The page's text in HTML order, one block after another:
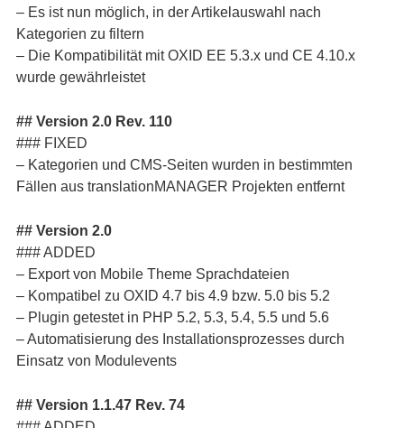
– Es ist nun möglich, in der Artikelauswahl nach
Kategorien zu filtern
– Die Kompatibilität mit OXID EE 5.3.x und CE 4.10.x
wurde gewährleistet
## Version 2.0 Rev. 110
### FIXED
– Kategorien und CMS-Seiten wurden in bestimmten
Fällen aus translationMANAGER Projekten entfernt
## Version 2.0
### ADDED
– Export von Mobile Theme Sprachdateien
– Kompatibel zu OXID 4.7 bis 4.9 bzw. 5.0 bis 5.2
– Plugin getestet in PHP 5.2, 5.3, 5.4, 5.5 und 5.6
– Automatisierung des Installationsprozesses durch
Einsatz von Modulevents
## Version 1.1.47 Rev. 74